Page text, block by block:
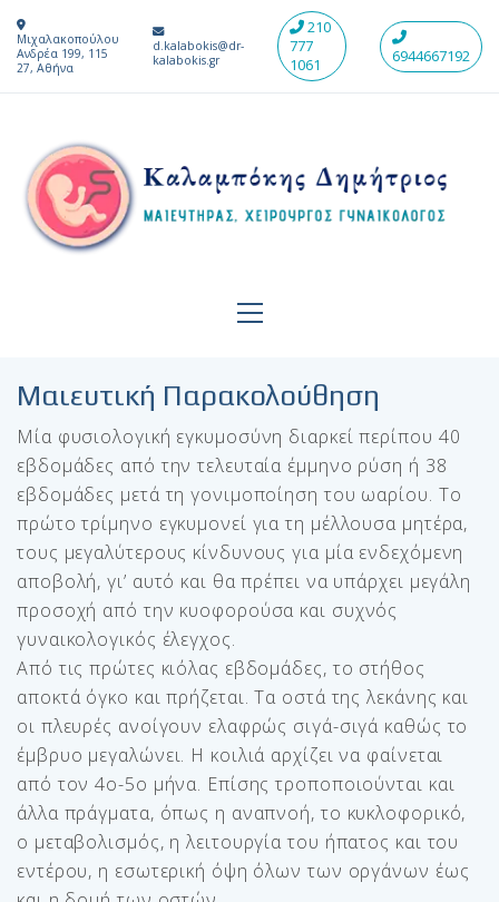
Μιχαλακοπούλου
Ανδρέα 199, 115
27, Αθήνα
d.kalabokis@dr-
kalabokis.gr
210
777
1061
6944667192
Μαιευτική Παρακολούθηση
Μία φυσιολογική εγκυμοσύνη διαρκεί περίπου 40
εβδομάδες από την τελευταία έμμηνο ρύση ή 38
εβδομάδες μετά τη γονιμοποίηση του ωαρίου. Το
πρώτο τρίμηνο εγκυμονεί για τη μέλλουσα μητέρα,
τους μεγαλύτερους κίνδυνους για μία ενδεχόμενη
αποβολή, γι’ αυτό και θα πρέπει να υπάρχει μεγάλη
προσοχή από την κυοφορούσα και συχνός
γυναικολογικός έλεγχος.
Από τις πρώτες κιόλας εβδομάδες, το στήθος
αποκτά όγκο και πρήζεται. Τα οστά της λεκάνης και
οι πλευρές ανοίγουν ελαφρώς σιγά-σιγά καθώς το
έμβρυο μεγαλώνει. Η κοιλιά αρχίζει να φαίνεται
από τον 4ο-5ο μήνα. Επίσης τροποποιούνται και
άλλα πράγματα, όπως η αναπνοή, το κυκλοφορικό,
ο μεταβολισμός, η λειτουργία του ήπατος και του
εντέρου, η εσωτερική όψη όλων των οργάνων έως